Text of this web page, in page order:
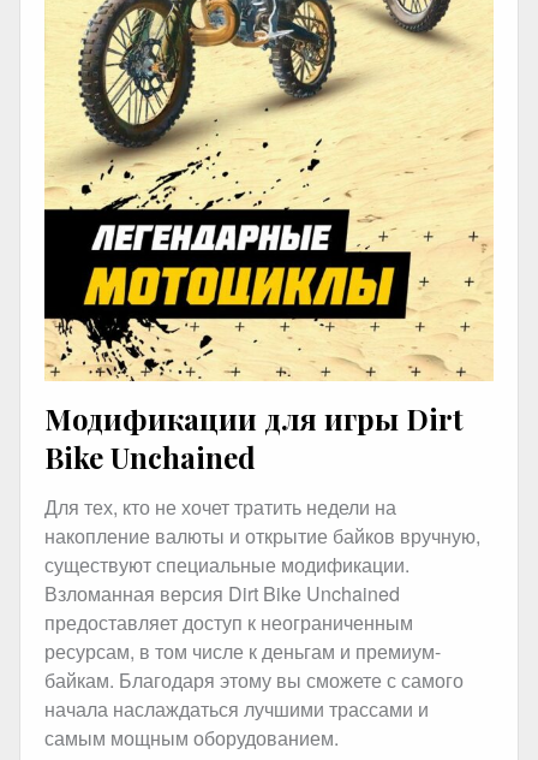
Модификации для игры Dirt
Bike Unchained
Для тех, кто не хочет тратить недели на
накопление валюты и открытие байков вручную,
существуют специальные модификации.
Взломанная версия Dirt Bike Unchained
предоставляет доступ к неограниченным
ресурсам, в том числе к деньгам и премиум-
байкам. Благодаря этому вы сможете с самого
начала наслаждаться лучшими трассами и
самым мощным оборудованием.